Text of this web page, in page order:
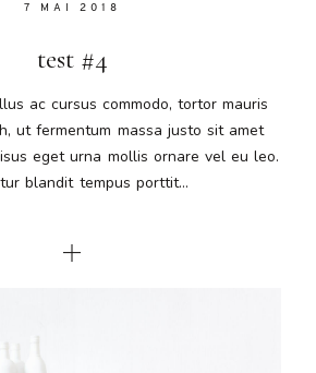
7 MAI 2018
test #4
ac cursus commodo, tortor mauris
ut fermentum massa justo sit amet
eget urna mollis ornare vel eu leo.
blandit tempus porttit...